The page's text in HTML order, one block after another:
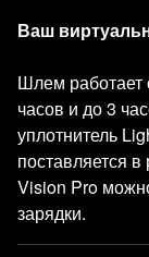
Ваш
Шлем работает
часов и до 3
уплотнитель
поставляется
Vision Pro
зарядки.